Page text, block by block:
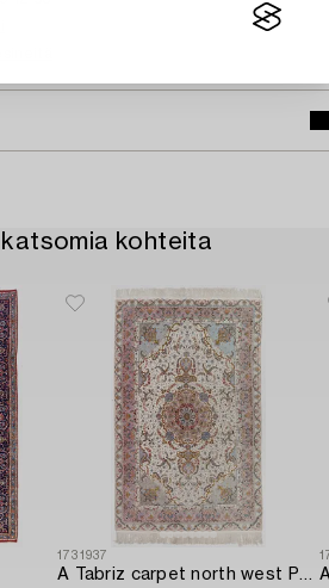
katsomia kohteita
1731937
A Tabriz carpet north west Persia,